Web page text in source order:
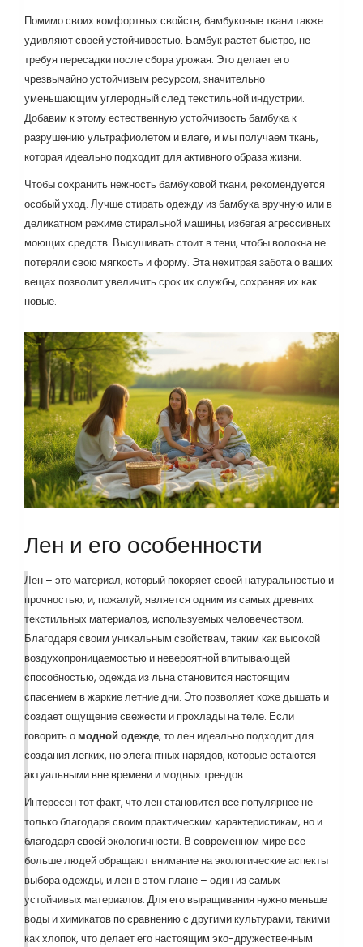
Помимо своих комфортных свойств, бамбуковые ткани также
удивляют своей устойчивостью. Бамбук растет быстро, не
требуя пересадки после сбора урожая. Это делает его
чрезвычайно устойчивым ресурсом, значительно
уменьшающим углеродный след текстильной индустрии.
Добавим к этому естественную устойчивость бамбука к
разрушению ультрафиолетом и влаге, и мы получаем ткань,
которая идеально подходит для активного образа жизни.
Чтобы сохранить нежность бамбуковой ткани, рекомендуется
особый уход. Лучше стирать одежду из бамбука вручную или в
деликатном режиме стиральной машины, избегая агрессивных
моющих средств. Высушивать стоит в тени, чтобы волокна не
потеряли свою мягкость и форму. Эта нехитрая забота о ваших
вещах позволит увеличить срок их службы, сохраняя их как
новые.
Лен и его особенности
Лен – это материал, который покоряет своей натуральностью и
прочностью, и, пожалуй, является одним из самых древних
текстильных материалов, используемых человечеством.
Благодаря своим уникальным свойствам, таким как высокой
воздухопроницаемостью и невероятной впитывающей
способностью, одежда из льна становится настоящим
спасением в жаркие летние дни. Это позволяет коже дышать и
создает ощущение свежести и прохлады на теле. Если
говорить о модной одежде, то лен идеально подходит для
создания легких, но элегантных нарядов, которые остаются
актуальными вне времени и модных трендов.
Интересен тот факт, что лен становится все популярнее не
только благодаря своим практическим характеристикам, но и
благодаря своей экологичности. В современном мире все
больше людей обращают внимание на экологические аспекты
выбора одежды, и лен в этом плане – один из самых
устойчивых материалов. Для его выращивания нужно меньше
воды и химикатов по сравнению с другими культурами, такими
как хлопок, что делает его настоящим эко-дружественным